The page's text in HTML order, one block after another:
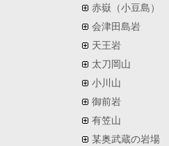
赤嶽（小豆島）
会津田島岩
天王岩
太刀岡山
小川山
御前岩
有笠山
某奥武蔵の岩場